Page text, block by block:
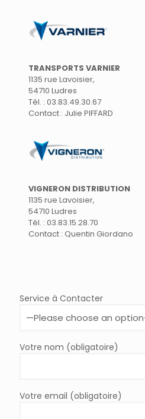
TRANSPORTS VARNIER
1135 rue Lavoisier,
54710 Ludres
Tél. : 03.83.49.30.67
Contact : Julie PIFFARD
VIGNERON DISTRIBUTION
1135 rue Lavoisier,
54710 Ludres
Tél. : 03.83.15.28.70
Contact : Quentin Giordano
Service à Contacter
Votre nom (obligatoire)
Votre email (obligatoire)